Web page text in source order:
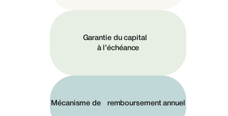
Garantie du capital
à l’échéance
Mécanisme de remboursement annuel